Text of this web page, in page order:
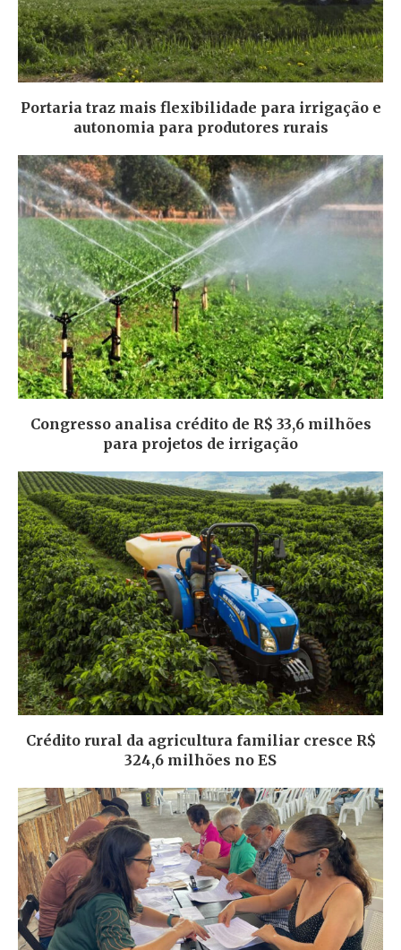
Portaria traz mais flexibilidade para irrigação e
autonomia para produtores rurais
Congresso analisa crédito de R$ 33,6 milhões
para projetos de irrigação
Crédito rural da agricultura familiar cresce R$
324,6 milhões no ES